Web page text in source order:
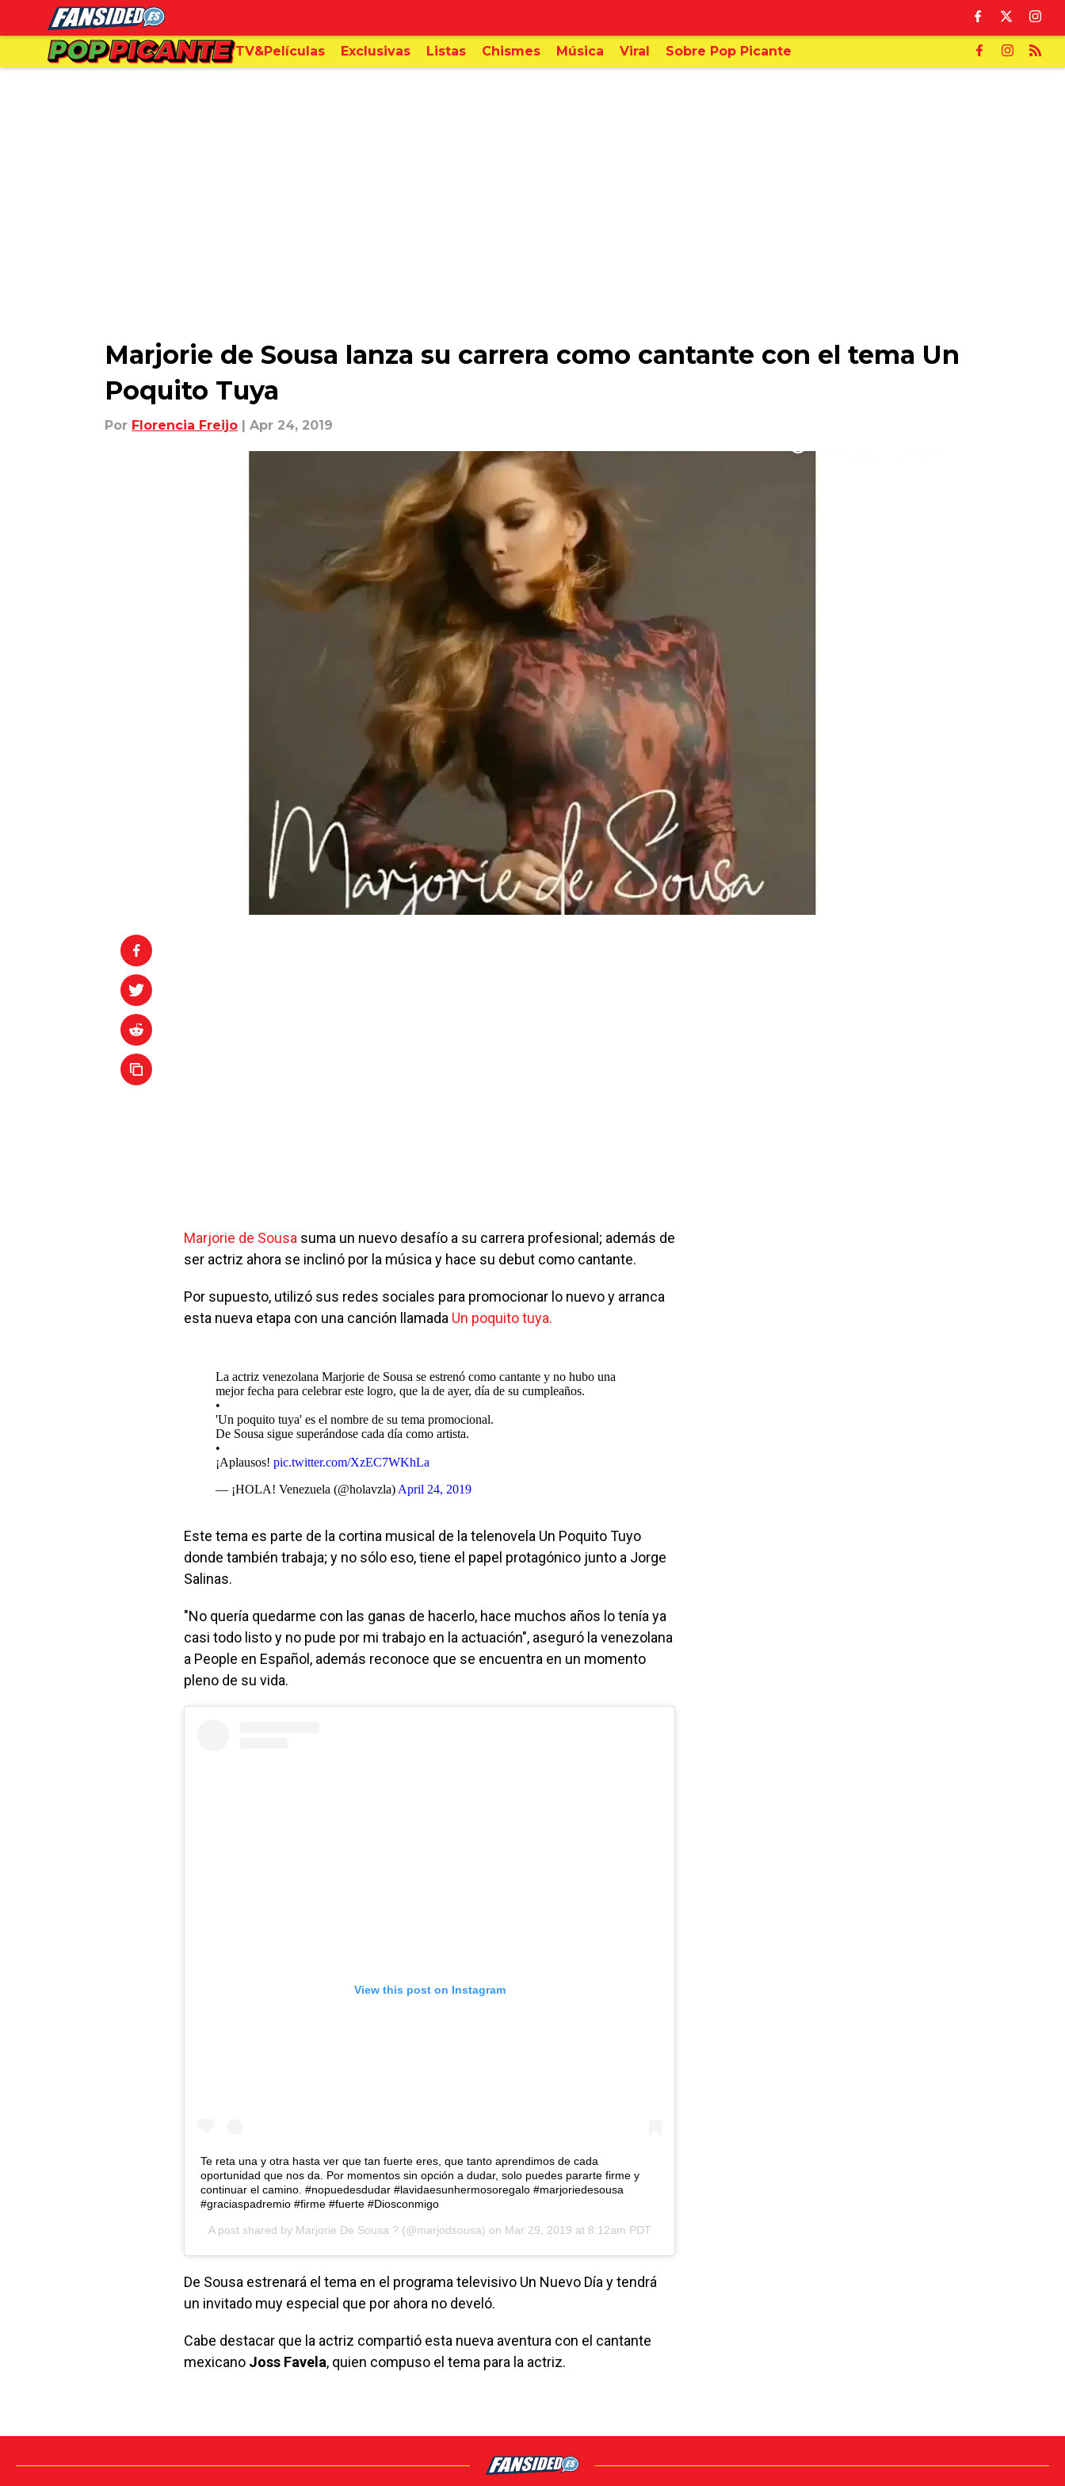
TV&Películas Exclusivas Listas Chismes Música Viral Sobre Pop Picante
Marjorie de Sousa lanza su carrera como cantante con el tema Un
Poquito Tuya
Por Florencia Freijo | Apr 24, 2019
Marjorie de Sousa suma un nuevo desafío a su carrera profesional; además de
ser actriz ahora se inclinó por la música y hace su debut como cantante.
Por supuesto, utilizó sus redes sociales para promocionar lo nuevo y arranca
esta nueva etapa con una canción llamada Un poquito tuya.
La actriz venezolana Marjorie de Sousa se estrenó como cantante y no hubo una
mejor fecha para celebrar este logro, que la de ayer, día de su cumpleaños.
•
'Un poquito tuya' es el nombre de su tema promocional.
De Sousa sigue superándose cada día como artista.
•
¡Aplausos! pic.twitter.com/XzEC7WKhLa
— ¡HOLA! Venezuela (@holavzla) April 24, 2019
Este tema es parte de la cortina musical de la telenovela Un Poquito Tuyo
donde también trabaja; y no sólo eso, tiene el papel protagónico junto a Jorge
Salinas.
"No quería quedarme con las ganas de hacerlo, hace muchos años lo tenía ya
casi todo listo y no pude por mi trabajo en la actuación", aseguró la venezolana
a People en Español, además reconoce que se encuentra en un momento
pleno de su vida.
View this post on Instagram
Te reta una y otra hasta ver que tan fuerte eres, que tanto aprendimos de cada
oportunidad que nos da. Por momentos sin opción a dudar, solo puedes pararte firme y
continuar el camino. #nopuedesdudar #lavidaesunhermosoregalo #marjoriedesousa
#graciaspadremio #firme #fuerte #Diosconmigo
A post shared by Marjorie De Sousa ? (@marjodsousa) on Mar 29, 2019 at 8:12am PDT
De Sousa estrenará el tema en el programa televisivo Un Nuevo Día y tendrá
un invitado muy especial que por ahora no develó.
Cabe destacar que la actriz compartió esta nueva aventura con el cantante
mexicano Joss Favela, quien compuso el tema para la actriz.